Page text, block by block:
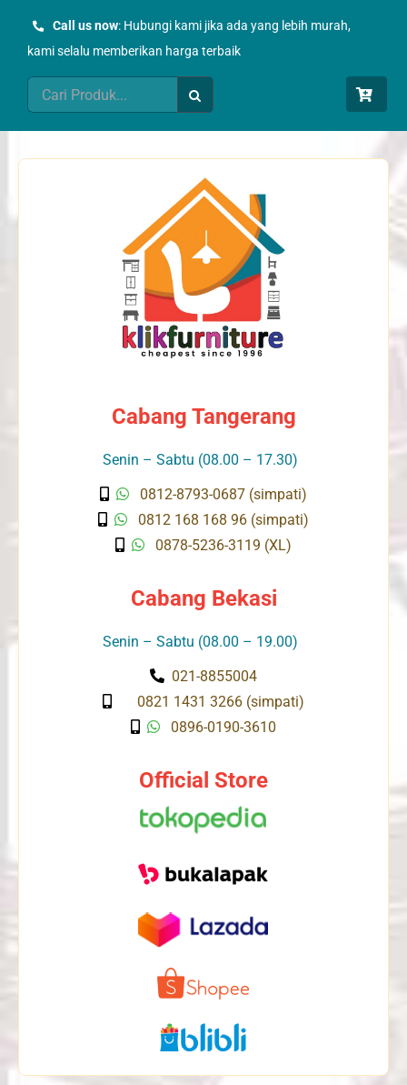
Call us now: Hubungi kami jika ada yang lebih murah,
kami selalu memberikan harga terbaik
Search
for:
Cabang Tangerang
Senin – Sabtu (08.00 – 17.30)
0812-8793-0687 (simpati)
0812 168 168 96 (simpati)
0878-5236-3119 (XL)
Cabang Bekasi
Senin – Sabtu (08.00 – 19.00)
021-8855004
0821 1431 3266 (simpati)
0896-0190-3610
Official Store